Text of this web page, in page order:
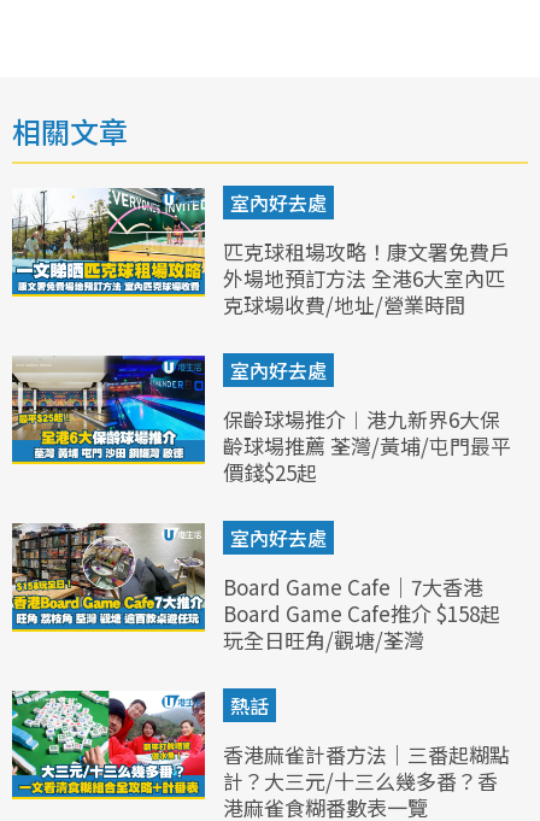
相關文章
室內好去處
匹克球租場攻略！康文署免費戶
外場地預訂方法 全港6大室內匹
克球場收費/地址/營業時間
室內好去處
保齡球場推介︱港九新界6大保
齡球場推薦 荃灣/黃埔/屯門最平
價錢$25起
室內好去處
Board Game Cafe｜7大香港
Board Game Cafe推介 $158起
玩全日旺角/觀塘/荃灣
熱話
香港麻雀計番方法｜三番起糊點
計？大三元/十三么幾多番？香
港麻雀食糊番數表一覽